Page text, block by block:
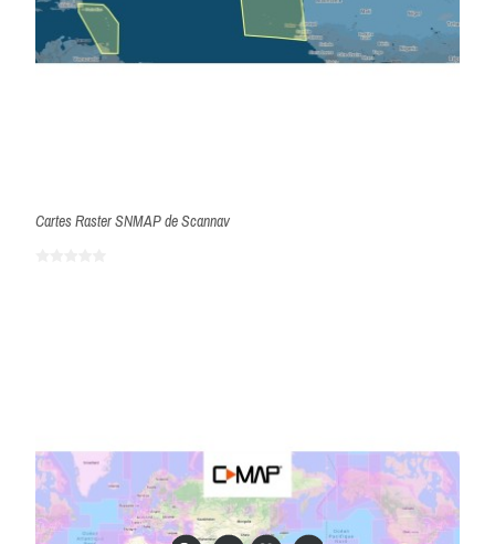
Cartes Raster SNMAP de Scannav